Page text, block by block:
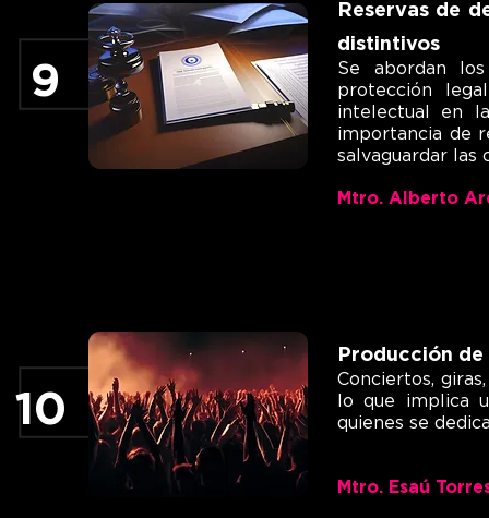
Reservas de
distintivos
Se abordan
protección
intelectual en
importancia de
salvaguardar las
9
Mtro. Alberto
Producción
Conciertos,
lo que implica
quienes se
10
Mtro. Esaú